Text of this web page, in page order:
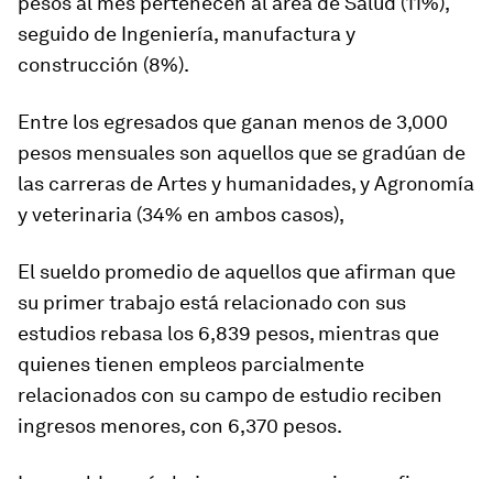
seguido de Ingeniería, manufactura y
construcción (8%).
Entre los egresados que ganan menos de 3,000
pesos mensuales son aquellos que se gradúan de
las carreras de Artes y humanidades, y Agronomía
y veterinaria (34% en ambos casos),
El sueldo promedio de aquellos que afirman que
su primer trabajo está relacionado con sus
estudios rebasa los 6,839 pesos, mientras que
quienes tienen empleos parcialmente
relacionados con su campo de estudio reciben
ingresos menores, con 6,370 pesos.